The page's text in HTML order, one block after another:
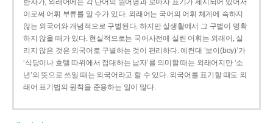
한자가, 외래어에는 각 단어의 원어명과 로마자 표기가 제시되어 있어서
이로써 어휘 부류를 알 수가 있다. 외래어는 국어의 어휘 체계에 속하지
않는 외국어와 개념적으로 구별된다. 하지만 실생활에서 그 구별이 명확
하지 않을 때가 있다. 현실적으로는 국어사전에 실린 어휘는 외래어, 실
리지 않은 것은 외국어로 구별하는 것이 편리하다. 예컨대 ‘보이(boy)’가
‘식당이나 호텔 따위에서 접대하는 남자’를 의미할 때는 외래어지만 ‘소
년’의 뜻으로 쓰일 때는 외국어라고 할 수 있다. 외국어를 표기할 때도 외
래어 표기법의 원칙을 준용하는 일이 많다.